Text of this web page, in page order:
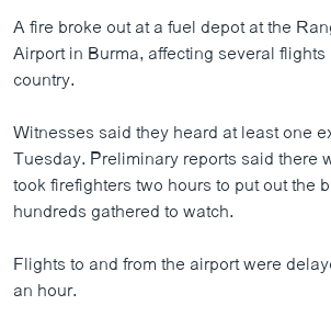
A fire broke out at a fuel depot at the
Airport in Burma, affecting several
country.
Witnesses said they heard at least one
Tuesday. Preliminary reports said there
took firefighters two hours to put out the
hundreds gathered to watch.
Flights to and from the airport were
an hour.